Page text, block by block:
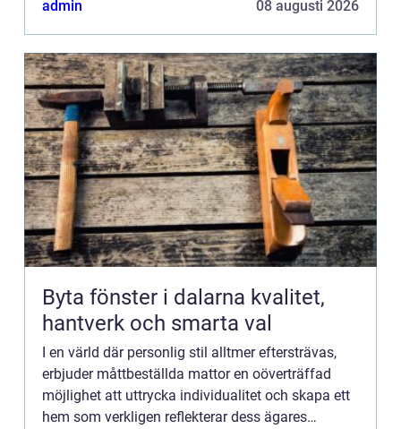
admin 08 augusti 2026
Byta fönster i dalarna kvalitet,
hantverk och smarta val
I en värld där personlig stil alltmer eftersträvas,
erbjuder måttbeställda mattor en oöverträffad
möjlighet att uttrycka individualitet och skapa ett
hem som verkligen reflekterar dess ägares